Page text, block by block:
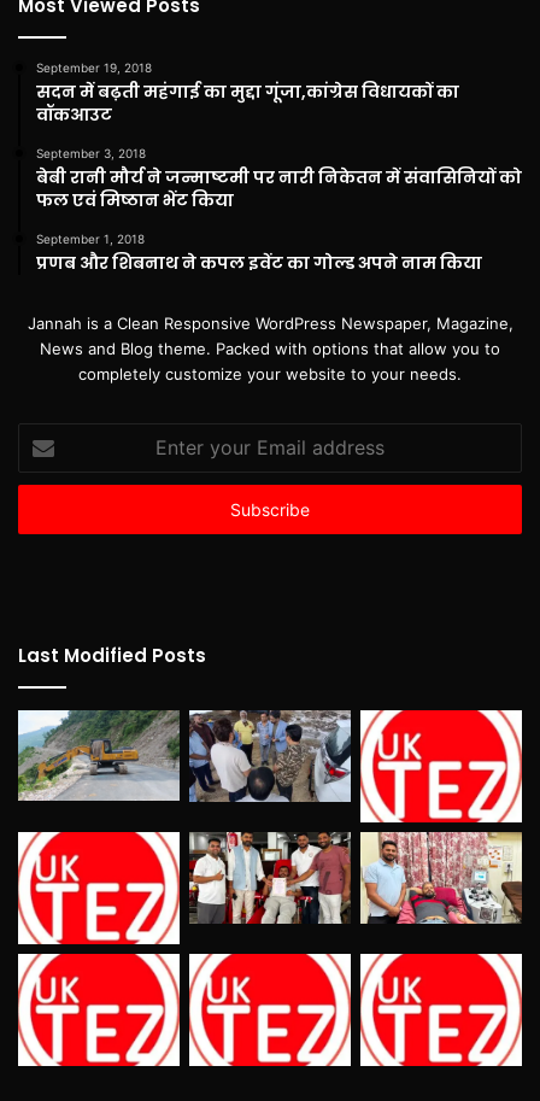
Most Viewed Posts
September 19, 2018
सदन में बढ़ती महंगाई का मुद्दा गूंजा,कांग्रेस विधायकों का
वॉकआउट
September 3, 2018
बेबी रानी मौर्य ने जन्माष्टमी पर नारी निकेतन में संवासिनियों को
फल एवं मिष्ठान भेंट किया
September 1, 2018
प्रणब और शिबनाथ ने कपल इवेंट का गोल्ड अपने नाम किया
Jannah is a Clean Responsive WordPress Newspaper, Magazine,
News and Blog theme. Packed with options that allow you to
completely customize your website to your needs.
your
Email
Last Modified Posts